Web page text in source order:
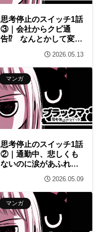
思考停止のスイッチ1話
③｜会社からクビ通
告⁉ なんとかして変わ
2026.05.13
マンガ
思考停止のスイッチ1話
②｜通勤中、悲しくも
ないのに涙があふれ出
2026.05.09
マンガ